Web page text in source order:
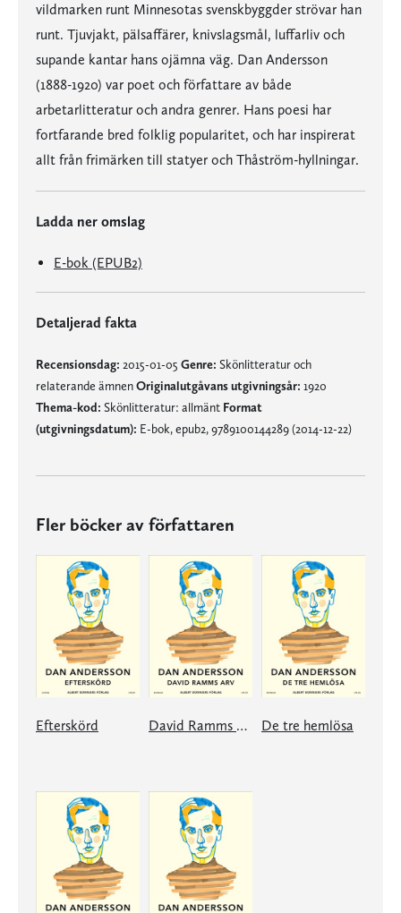
vildmarken runt Minnesotas svenskbyggder strövar han
runt. Tjuvjakt, pälsaffärer, knivslagsmål, luffarliv och
supande kantar hans ojämna väg. Dan Andersson
(1888-1920) var poet och författare av både
arbetarlitteratur och andra genrer. Hans poesi har
fortfarande bred folklig popularitet, och har inspirerat
allt från frimärken till statyer och Thåström-hyllningar.
Ladda ner omslag
E-bok (EPUB2)
Detaljerad fakta
Recensionsdag: 2015-01-05 Genre: Skönlitteratur och
relaterande ämnenOriginalutgåvans utgivningsår: 1920
Thema-kod: Skönlitteratur: allmänt Format
(utgivningsdatum): E-bok, epub2, 9789100144289 (2014-12-22)
Fler böcker av författaren
Efterskörd David Ramms arv De tre hemlösa